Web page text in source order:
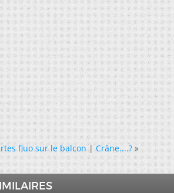
fluo sur le balcon|Crâne....? »